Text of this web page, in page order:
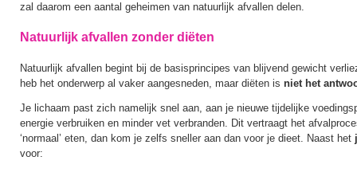
zal daarom een aantal geheimen van natuurlijk afvallen delen.
Natuurlijk afvallen zonder diëten
Natuurlijk afvallen begint bij de basisprincipes van blijvend gewicht
heb het onderwerp al vaker aangesneden, maar diëten is niet het
Je lichaam past zich namelijk snel aan, aan je nieuwe tijdelijke
energie verbruiken en minder vet verbranden. Dit vertraagt het
‘normaal’ eten, dan kom je zelfs sneller aan dan voor je dieet. Naast het
voor: